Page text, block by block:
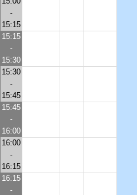
-
15:15
15:15
-
15:30
15:30
-
15:45
15:45
-
16:00
16:00
-
16:15
16:15
-